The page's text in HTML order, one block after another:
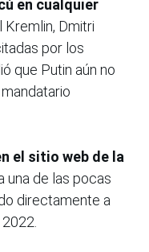
en cualquier
Dmitri
por los
que Putin aún no
el sitio web de la
una de las pocas
directamente a